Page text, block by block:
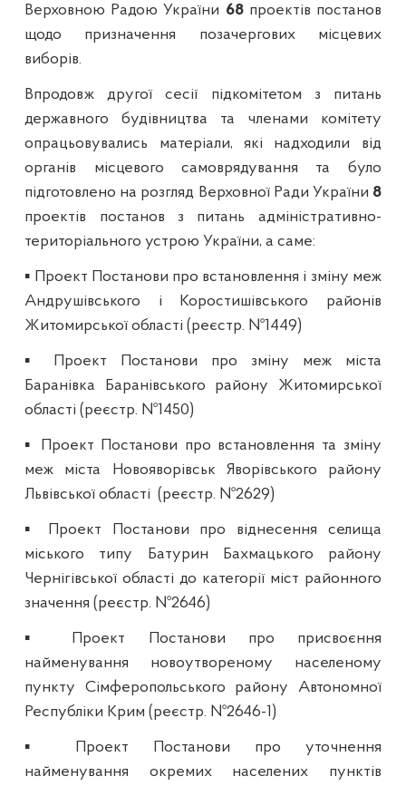
Верховною Радою України 68проектів постанов
щодо призначення позачергових місцевих
виборів.
Впродовж другої сесії підкомітетом з питань
державного будівництва та членами комітету
опрацьовувались матеріали, які надходили від
органів місцевого самоврядування та було
підготовлено на розгляд Верховної Ради України 8
проектів постанов з питань адміністративно-
територіального устрою України, а саме:
▪ Проект Постанови про встановлення і зміну меж
Андрушівського і Коростишівського районів
Житомирської області (реєстр. №1449)
▪ Проект Постанови про зміну меж міста
Баранівка Баранівського району Житомирської
області (реєстр. №1450)
▪ Проект Постанови про встановлення та зміну
меж міста Новояворівськ Яворівського району
Львівської області (реєстр. №2629)
▪ Проект Постанови про віднесення селища
міського типу Батурин Бахмацького району
Чернігівської області до категорії міст районного
значення (реєстр. №2646)
▪ Проект Постанови про присвоєння
найменування новоутвореному населеному
пункту Сімферопольського району Автономної
Республіки Крим (реєстр. №2646-1)
▪ Проект Постанови про уточнення
найменування окремих населених пунктів